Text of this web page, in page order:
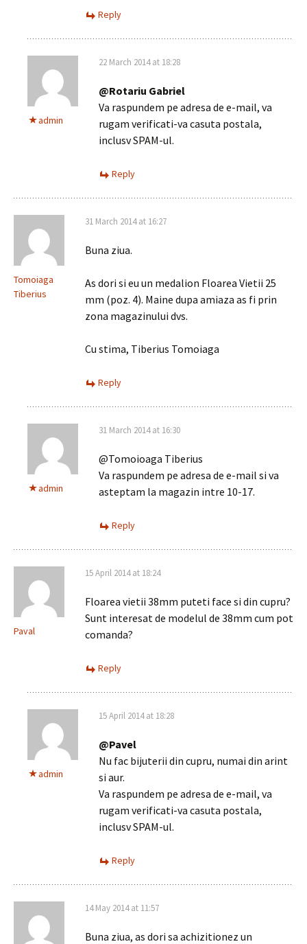
Reply
admin
22 March 2014 at 18:28
@Rotariu Gabriel
Va raspundem pe adresa de e-mail, va
rugam verificati-va casuta postala,
inclusv SPAM-ul.
Reply
Tomoiaga
Tiberius
31 March 2014 at 16:27
Buna ziua.
As dori si eu un medalion Floarea Vietii 25
mm (poz. 4). Maine dupa amiaza as fi prin
zona magazinului dvs.
Cu stima, Tiberius Tomoiaga
Reply
admin
31 March 2014 at 16:30
@Tomoioaga Tiberius
Va raspundem pe adresa de e-mail si va
asteptam la magazin intre 10-17.
Reply
Paval
15 April 2014 at 18:24
Floarea vietii 38mm puteti face si din cupru?
Sunt interesat de modelul de 38mm cum pot
comanda?
Reply
admin
15 April 2014 at 18:28
@Pavel
Nu fac bijuterii din cupru, numai din arint
si aur.
Va raspundem pe adresa de e-mail, va
rugam verificati-va casuta postala,
inclusv SPAM-ul.
Reply
14 May 2014 at 11:57
Buna ziua, as dori sa achizitionez un